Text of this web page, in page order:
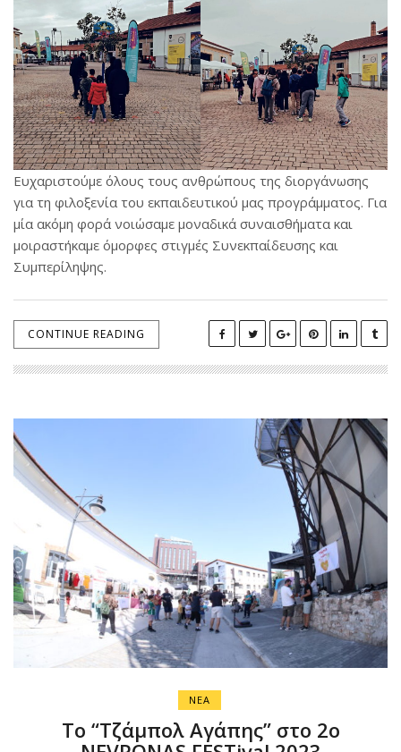
Ευχαριστούμε όλους τους ανθρώπους της διοργάνωσης
για τη φιλοξενία του εκπαιδευτικού μας προγράμματος. Για
μία ακόμη φορά νοιώσαμε μοναδικά συναισθήματα και
μοιραστήκαμε όμορφες στιγμές Συνεκπαίδευσης και
Συμπερίληψης.
CONTINUE READING
ΝΕΑ
Το “Τζάμπολ Αγάπης” στο 2ο